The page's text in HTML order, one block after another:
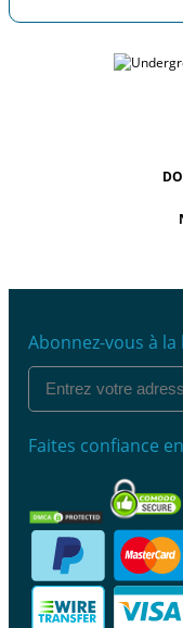
Abonnez-vous à
Faites confiance